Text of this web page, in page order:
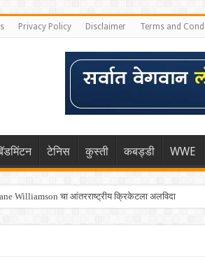
Privacy Policy Disclaimer Terms and
टेनिस कुस्ती कबड्डी WWE
Williamson चा आंतरराष्ट्रीय क्रिकेटला अलविदा